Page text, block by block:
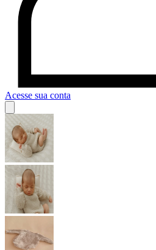
Acesse sua conta